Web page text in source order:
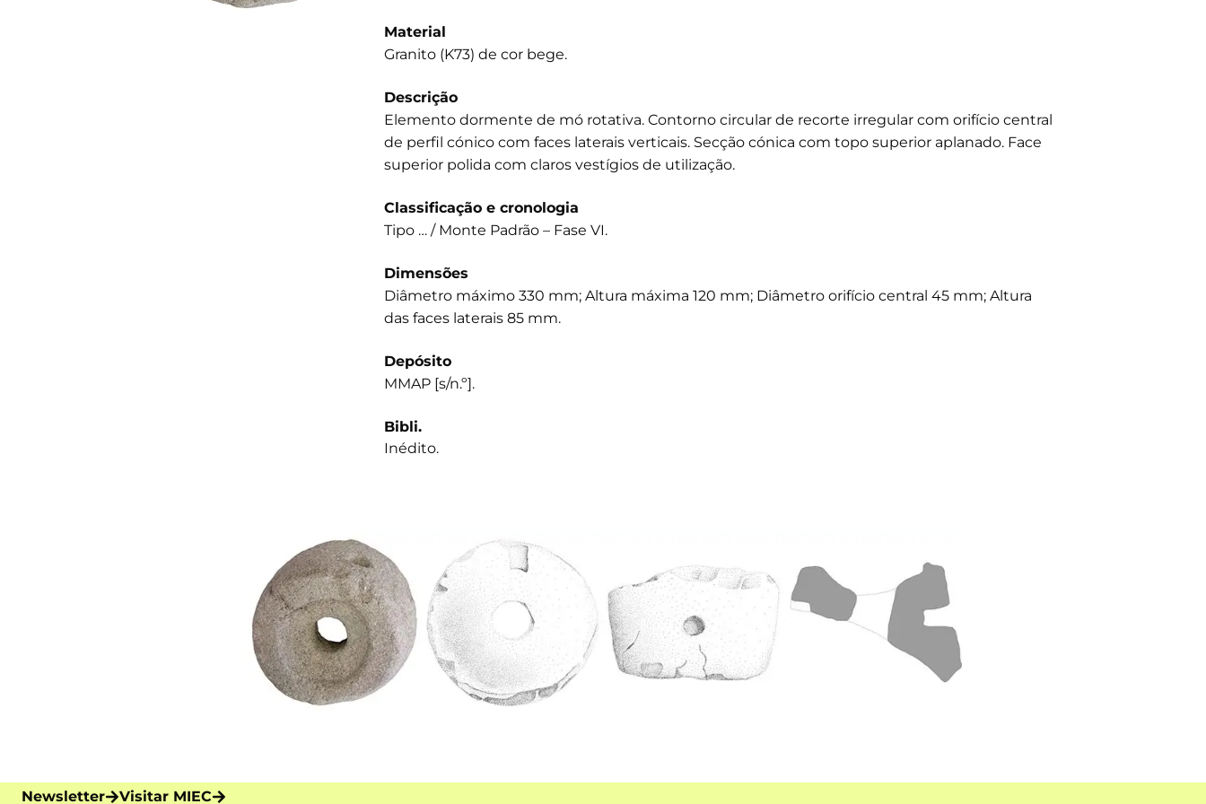
Material
Granito (K73) de cor bege.
Descrição
Elemento dormente de mó rotativa. Contorno circular de recorte irregular com orifício central
de perfil cónico com faces laterais verticais. Secção cónica com topo superior aplanado. Face
superior polida com claros vestígios de utilização.
Classificação e cronologia
Tipo … / Monte Padrão – Fase VI.
Dimensões
Diâmetro máximo 330 mm; Altura máxima 120 mm; Diâmetro orifício central 45 mm; Altura
das faces laterais 85 mm.
Depósito
MMAP [s/n.º].
Bibli.
Inédito.
Newsletter Visitar MIEC